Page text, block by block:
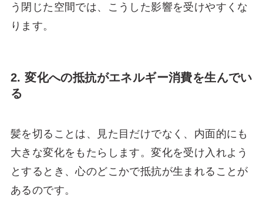
う閉じた空間では、こうした影響を受けやすくな
ります。
2. 変化への抵抗がエネルギー消費を生んでい
る
髪を切ることは、見た目だけでなく、内面的にも
大きな変化をもたらします。変化を受け入れよう
とするとき、心のどこかで抵抗が生まれることが
あるのです。